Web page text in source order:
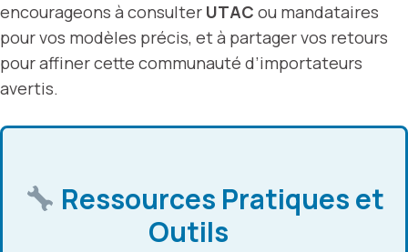
encourageons à consulter UTAC ou mandataires
pour vos modèles précis, et à partager vos retours
pour affiner cette communauté d’importateurs
avertis.
Ressources Pratiques et
Outils